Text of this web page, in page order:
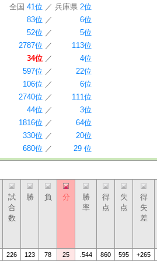
全国 41位 ／ 兵庫県 2位
83位 ／
6位
52位 ／
5位
2787位 ／
113位
34位 ／
4位
597位 ／
22位
106位 ／
6位
2740位 ／
111位
44位 ／
3位
1816位 ／
64位
330位 ／
20位
680位 ／ 29 位
試
合
数
勝 負 分
勝
率
得
点
失
点
得
失
差
226 123 78 25 .544 860 595 +265